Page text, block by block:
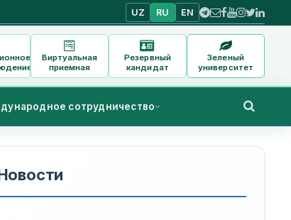
UZ RU EN
Виртуальная
приемная
Резервный
кандидат
Зеленый
университет
сотрудничество